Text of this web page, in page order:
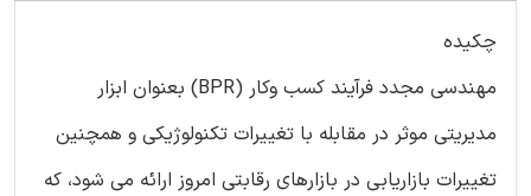
چکیده
مهندسی مجدد فرآیند کسب وکار (BPR) بعنوان ابزار
مدیریتی موثر در مقابله با تغییرات تکنولوژیکی و همچنین
تغییرات بازاریابی در بازارهای رقابتی امروز ارائه می شود، که